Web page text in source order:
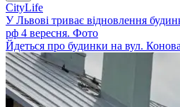
CityLife
У Львові триває відновлення
рф 4 вересня. Фото
Йдеться про будинки на вул.